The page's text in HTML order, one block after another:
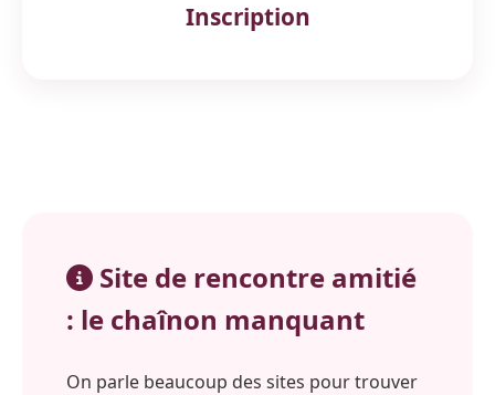
Inscription
Site de rencontre amitié
: le chaînon manquant
On parle beaucoup des sites pour trouver